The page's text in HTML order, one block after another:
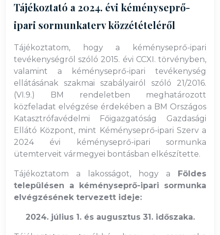
Tájékoztató a 2024. évi kéményseprő-
ipari sormunkaterv közzétételéről
Tájékoztatom, hogy a kéményseprő-ipari
tevékenységről szóló 2015. évi CCXI. törvényben,
valamint a kéményseprő-ipari tevékenység
ellátásának szakmai szabályairól szóló 21/2016.
(VI.9.) BM rendeletben meghatározott
közfeladat elvégzése érdekében a BM Országos
Katasztrófavédelmi Főigazgatóság Gazdasági
Ellátó Központ, mint Kéményseprő-ipari Szerv a
2024 évi kéményseprő-ipari sormunka
ütemterveit vármegyei bontásban elkészítette.
Tájékoztatom a lakosságot, hogy a Földes
településen a kéményseprő-ipari sormunka
elvégzésének tervezett ideje:
2024. július 1. és augusztus 31. időszaka.